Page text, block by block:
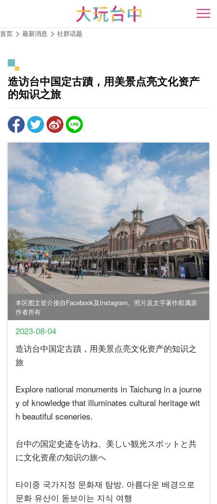
主
要
开
首页 最新消息 社群话题
造访台中国定古蹟，用美景点亮文化资产
的知识之旅
本区图文皆介接自Facebook及Instagram。照片及文字著作权属原
作者所有
2023-08-04
造访台中国定古蹟，用美景点亮文化资产的知识之
旅
Explore national monuments in Taichung in a journe
y of knowledge that illuminates cultural heritage wit
h beautiful sceneries.
台中の国定史迹を访ね、美しい観光スポットと共
に文化资産の知识の旅へ
타이중 국가지정 문화재 탐방. 아름다운 배경으로
문화 유산이 돋보이는 지식 여행